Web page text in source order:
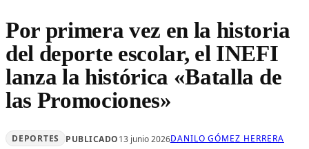
Por primera vez en la historia
del deporte escolar, el INEFI
lanza la histórica «Batalla de
las Promociones»
DEPORTES PUBLICADO13 junio 2026DANILO GÓMEZ HERRERA